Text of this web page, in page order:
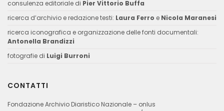
consulenza editoriale di Pier Vittorio Buffa
ricerca d’archivio e redazione testi: Laura Ferro e Nicola Maranesi
ricerca iconografica e organizzazione delle fonti documentali:
Antonella Brandizzi
fotografie di Luigi Burroni
CONTATTI
Fondazione Archivio Diaristico Nazionale – onlus